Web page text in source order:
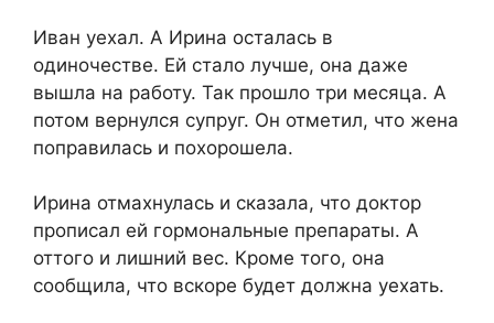
​Иван уехал. А Ирина осталась в
одиночестве. Ей стало лучше, она даже
вышла на работу. Так прошло три месяца. А
потом вернулся супруг. Он отметил, что жена
поправилась и похорошела.​
​Ирина отмахнулась и сказала, что доктор
прописал ей гормональные препараты. А
оттого и лишний вес. Кроме того, она
сообщила, что вскоре будет должна уехать.​